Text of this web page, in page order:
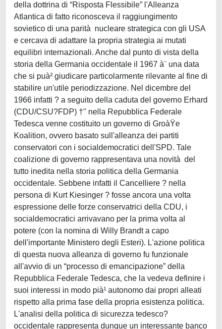
della dottrina di “Risposta Flessibile” l'Alleanza
Atlantica di fatto riconosceva il raggiungimento
sovietico di una parità nucleare strategica con gli USA
e cercava di adattare la propria strategia ai mutati
equilibri internazionali. Anche dal punto di vista della
storia della Germania occidentale il 1967 à¨ una data
che si puà² giudicare particolarmente rilevante al fine di
stabilire un'utile periodizzazione. Nel dicembre del
1966 infatti ? a seguito della caduta del governo Erhard
(CDU/CSU?FDP) †" nella Repubblica Federale
Tedesca venne costituito un governo di GroàŸe
Koalition, ovvero basato sull'alleanza dei partiti
conservatori con i socialdemocratici dell'SPD. Tale
coalizione di governo rappresentava una novità del
tutto inedita nella storia politica della Germania
occidentale. Sebbene infatti il Cancelliere ? nella
persona di Kurt Kiesinger ? fosse ancora una volta
espressione delle forze conservatrici della CDU, i
socialdemocratici arrivavano per la prima volta al
potere (con la nomina di Willy Brandt a capo
dell'importante Ministero degli Esteri). L'azione politica
di questa nuova alleanza di governo fu funzionale
all'avvio di un “processo di emancipazione” della
Repubblica Federale Tedesca, che la vedeva definire i
suoi interessi in modo pià¹ autonomo dai propri alleati
rispetto alla prima fase della propria esistenza politica.
L'analisi della politica di sicurezza tedesco?
occidentale rappresenta dunque un interessante banco